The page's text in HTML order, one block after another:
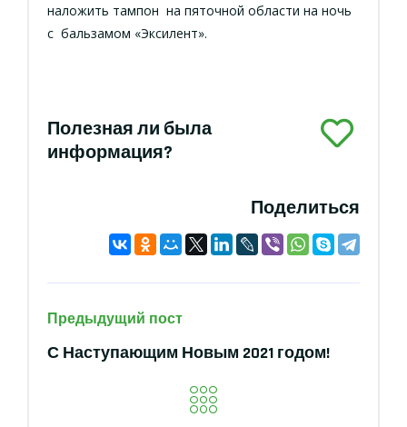
наложить тампон на пяточной области на ночь
с бальзамом «Эксилент».
Полезная ли была
информация?
Поделиться
Предыдущий пост
С Наступающим Новым 2021 годом!